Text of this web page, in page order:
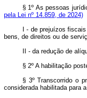
§ 1º As pessoas
pela Lei nº 14.859, de 2024)
I - de prejuízos
bens, de direitos ou de
II - da redução de
§ 2º A habilitação
§ 3º Transcorrido o
considerada habilitada para